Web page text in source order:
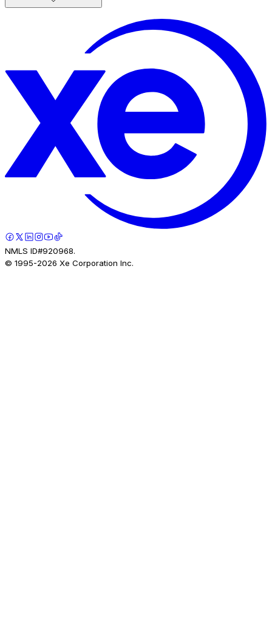
NMLS ID#920968.
© 1995-2026 Xe Corporation Inc.